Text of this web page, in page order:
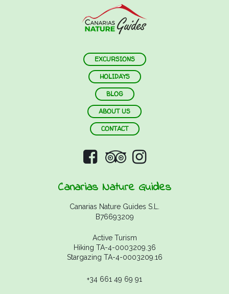
EXCURSIONS
HOLIDAYS
BLOG
ABOUT US
CONTACT
Canarias Nature Guides
Canarias Nature Guides S.L.
B76693209
Active Turism
Hiking TA-4-0003209.36
Stargazing TA-4-0003209.16
+34 661 49 69 91